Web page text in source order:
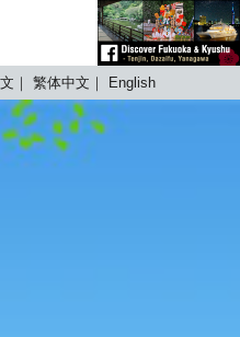
繁体中文 English